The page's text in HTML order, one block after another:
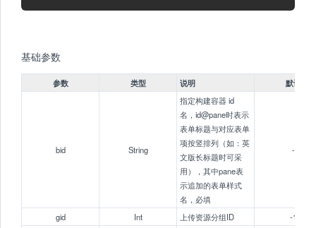
基础参数
参数 类型 说明 默认
bid String
指定构建容器 id
名，id@pane时表示
表单标题与对应表单
项按竖排列（如：英
文版长标题时可采
用），其中pane表
示追加的表单样式
名，必填
-
gid Int 上传资源分组ID -1